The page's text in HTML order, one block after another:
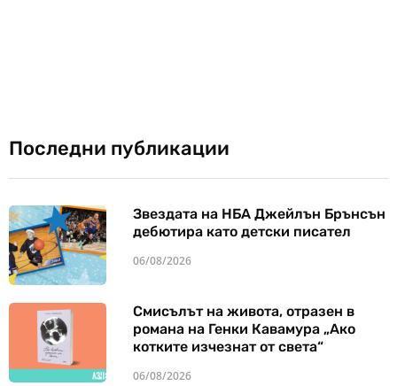
Последни публикации
Звездата на НБА Джейлън Брънсън
дебютира като детски писател
06/08/2026
Смисълът на живота, отразен в
романа на Генки Кавамура „Ако
котките изчезнат от света“
06/08/2026